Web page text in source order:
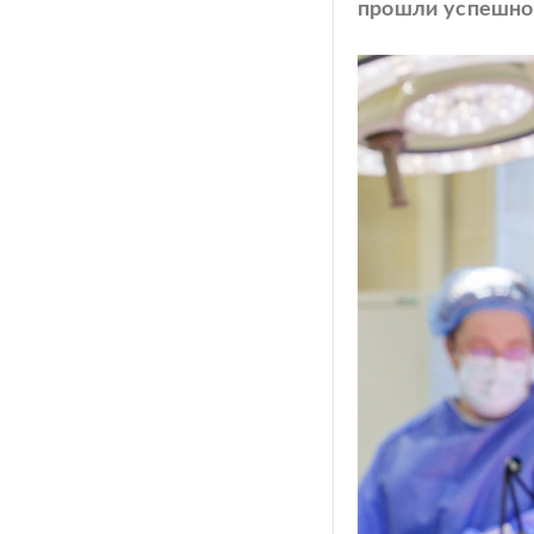
прошли